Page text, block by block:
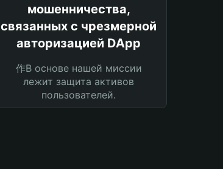
мошенничества,
связанных с чрезмерной
авторизацией DApp
作В основе нашей миссии
лежит защита активов
пользователей.